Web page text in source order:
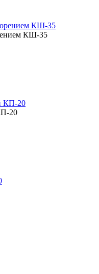
КШ-35
20